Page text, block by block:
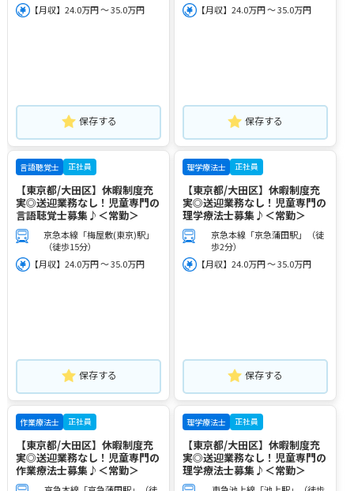
【月収】24.0万円 ～ 35.0万円
保存する
【月収】24.0万円 ～ 35.0万円
保存する
言語聴覚士 正社員
【東京都/大田区】休暇制度充
実◎送迎業務なし！児童専門の
言語聴覚士募集♪＜常勤＞
京急本線「梅屋敷(東京)駅」
（徒歩15分）
【月収】24.0万円 ～ 35.0万円
保存する
理学療法士 正社員
【東京都/大田区】休暇制度充
実◎送迎業務なし！児童専門の
理学療法士募集♪＜常勤＞
京急本線「京急蒲田駅」（徒
歩2分）
【月収】24.0万円 ～ 35.0万円
保存する
作業療法士 正社員
【東京都/大田区】休暇制度充
実◎送迎業務なし！児童専門の
作業療法士募集♪＜常勤＞
理学療法士 正社員
【東京都/大田区】休暇制度充
実◎送迎業務なし！児童専門の
理学療法士募集♪＜常勤＞